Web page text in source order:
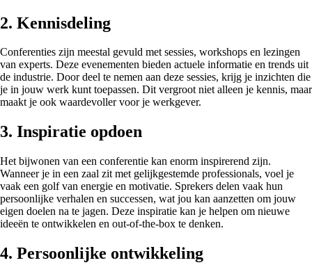
2. Kennisdeling
Conferenties zijn meestal gevuld met sessies, workshops en lezingen
van experts. Deze evenementen bieden actuele informatie en trends uit
de industrie. Door deel te nemen aan deze sessies, krijg je inzichten die
je in jouw werk kunt toepassen. Dit vergroot niet alleen je kennis, maar
maakt je ook waardevoller voor je werkgever.
3. Inspiratie opdoen
Het bijwonen van een conferentie kan enorm inspirerend zijn.
Wanneer je in een zaal zit met gelijkgestemde professionals, voel je
vaak een golf van energie en motivatie. Sprekers delen vaak hun
persoonlijke verhalen en successen, wat jou kan aanzetten om jouw
eigen doelen na te jagen. Deze inspiratie kan je helpen om nieuwe
ideeën te ontwikkelen en out-of-the-box te denken.
4. Persoonlijke ontwikkeling